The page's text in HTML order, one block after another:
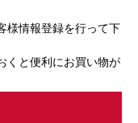
様情報登録を行って下
くと便利にお買い物が